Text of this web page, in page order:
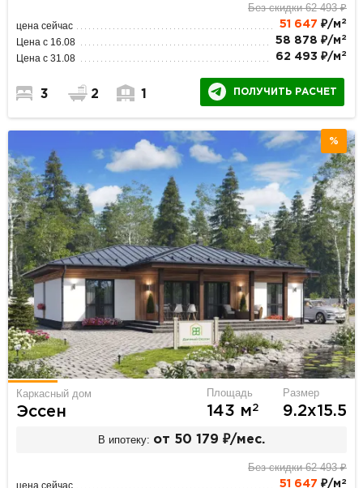
Без скидки 62 493 ₽
цена сейчас 51 647 ₽/м 2
Цена с 16.08 58 878 ₽/м 2
Цена с 31.08 62 493 ₽/м 2
3 2 1 ПОЛУЧИТЬ РАСЧЕТ
%
Каркасный дом
Эссен
Площадь
143 м2
Размер
9.2х15.5
В ипотеку: от 50 179 ₽/мес.
Без скидки 62 493 ₽
51 647 ₽/м 2